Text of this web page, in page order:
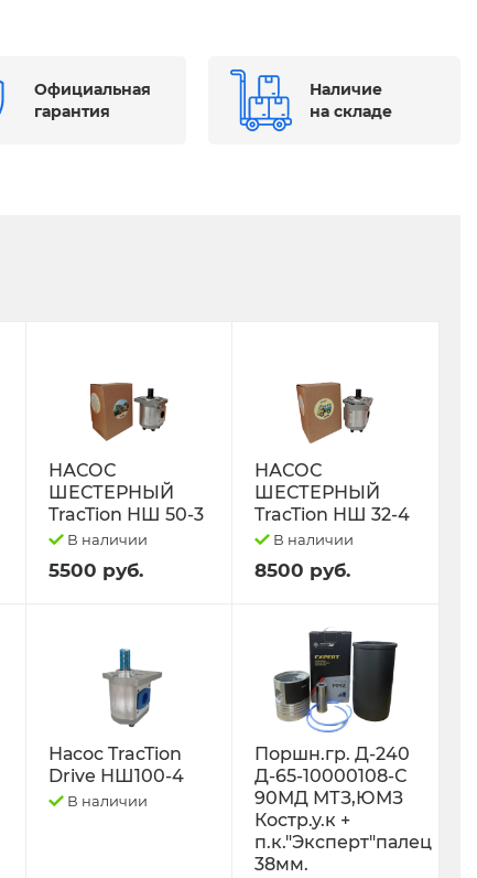
Официальная
гарантия
Наличие
на складе
НАСОС
ШЕСТЕРНЫЙ
TracTion НШ 50-3
В наличии
5500 руб.
НАСОС
ШЕСТЕРНЫЙ
TracTion НШ 32-4
В наличии
8500 руб.
Насос TracTion
Drive НШ100-4
В наличии
Поршн.гр. Д-240
Д-65-10000108-С
90МД МТЗ,ЮМЗ
Костр.у.к +
п.к."Эксперт"палец
38мм.